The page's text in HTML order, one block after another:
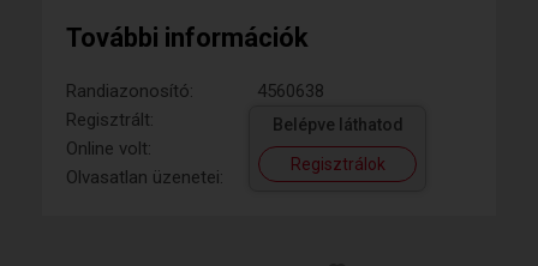
További információk
Randiazonosító:
4560638
Regisztrált:
Online volt:
Olvasatlan üzenetei:
Belépve láthatod
Regisztrálok